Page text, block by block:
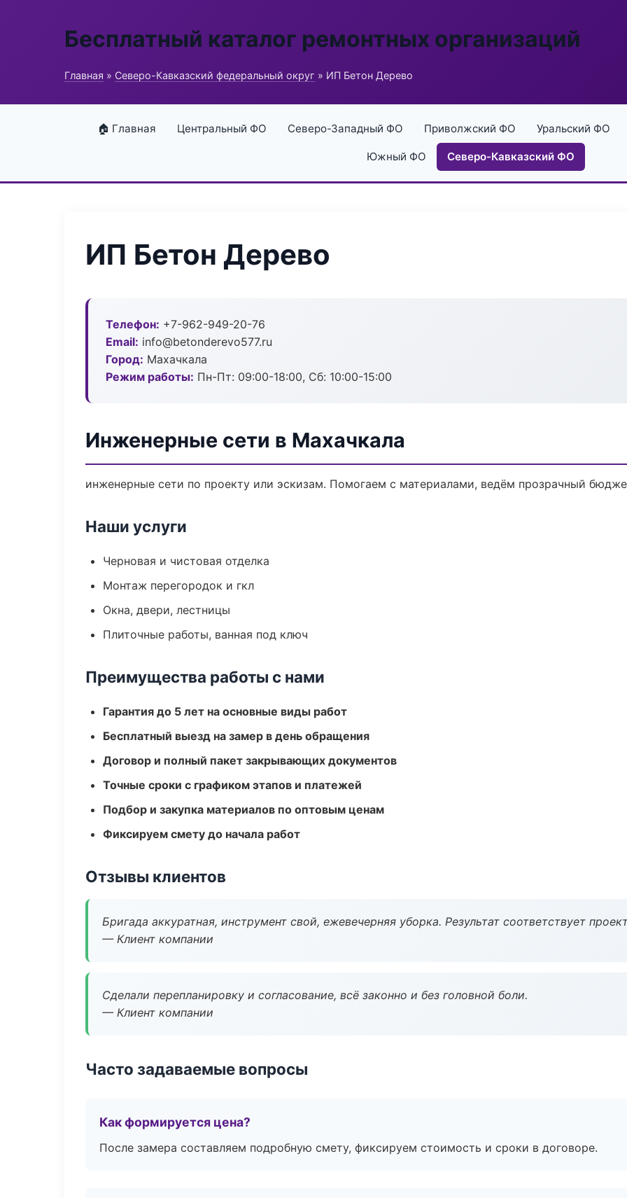
Бесплатный каталог ремонтных организаций
Главная » Северо-Кавказский федеральный округ » ИП Бетон Дерево
🏠 Главная Центральный ФО Северо-Западный ФО Приволжский ФО Уральский ФО
Южный ФО Северо-Кавказский ФО
ИП Бетон Дерево
Телефон: +7-962-949-20-76
Email: info@betonderevo577.ru
Город: Махачкала
Режим работы: Пн-Пт: 09:00-18:00, Сб: 10:00-15:00
Инженерные сети в Махачкала
инженерные сети по проекту или эскизам. Помогаем с материалами, ведём прозрачный
Наши услуги
Черновая и чистовая отделка
Монтаж перегородок и гкл
Окна, двери, лестницы
Плиточные работы, ванная под ключ
Преимущества работы с нами
Гарантия до 5 лет на основные виды работ
Бесплатный выезд на замер в день обращения
Договор и полный пакет закрывающих документов
Точные сроки с графиком этапов и платежей
Подбор и закупка материалов по оптовым ценам
Фиксируем смету до начала работ
Отзывы клиентов
Бригада аккуратная, инструмент свой, ежевечерняя уборка. Результат соответствует
— Клиент компании
Сделали перепланировку и согласование, всё законно и без головной боли.
— Клиент компании
Часто задаваемые вопросы
Как формируется цена?
После замера составляем подробную смету, фиксируем стоимость и сроки в договоре.